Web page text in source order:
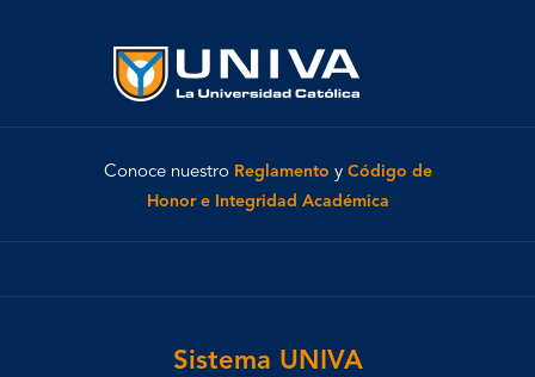
Conoce nuestro Reglamento y Código de
Honor e Integridad Académica
Sistema UNIVA